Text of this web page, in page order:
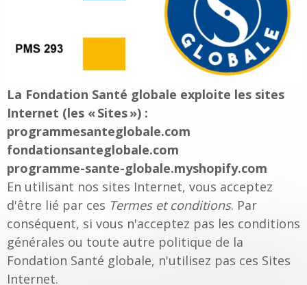
La Fondation Santé globale exploite les sites
Internet (les «Sites») :
programmesanteglobale.com
fondationsanteglobale.com
programme-sante-globale.myshopify.com
En utilisant nos sites Internet, vous acceptez
d'être lié par ces Termes et conditions. Par
conséquent, si vous n'acceptez pas les conditions
générales ou toute autre politique de la
Fondation Santé globale, n'utilisez pas ces Sites
Internet.